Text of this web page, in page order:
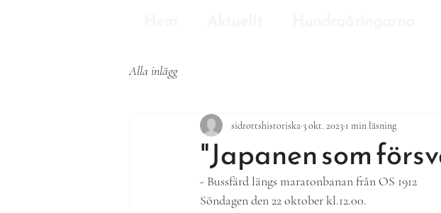
Alla inlägg
"Japanen som
sidrottshistoriska3 okt. 2023 1 min läsning
- Bussfärd längs maratonbanan från OS 1912
Söndagen den 22 oktober kl.12.00.